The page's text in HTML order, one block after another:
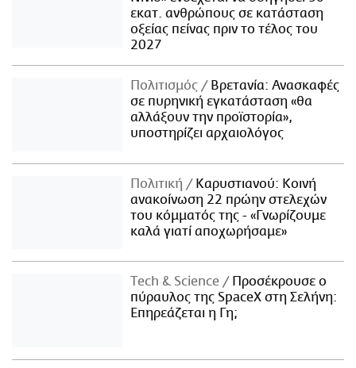
εκατ. ανθρώπους σε κατάσταση
οξείας πείνας πριν το τέλος του
2027
Πολιτισμός
Βρετανία: Ανασκαφές
σε πυρηνική εγκατάσταση «θα
αλλάξουν την προϊστορία»,
υποστηρίζει αρχαιολόγος
Πολιτική
Καρυστιανού: Κοινή
ανακοίνωση 22 πρώην στελεχών
του κόμματός της - «Γνωρίζουμε
καλά γιατί αποχωρήσαμε»
Τech & Science
Προσέκρουσε ο
πύραυλος της SpaceX στη Σελήνη:
Επηρεάζεται η Γη;